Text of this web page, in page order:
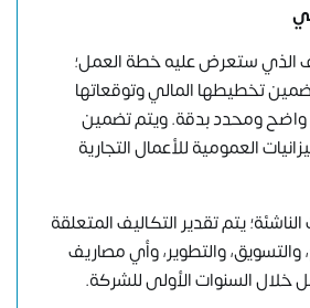
الذي ستعرض عليه خطة العمل؛
تخطيطها المالي وتوقعاتها
واضح ومحدد بدقة. ويتم تضمين
العمومية للأعمال التجارية
يتم تقدير التكاليف المتعلقة
والتسويق، والتطوير، وأي مصاريف
خلال السنوات الأولى للشركة.